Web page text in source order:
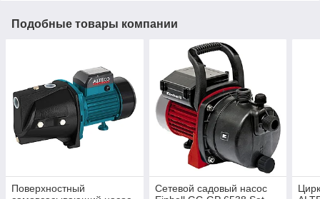
Подобные товары компании
Поверхностный
Сетевой садовый насос